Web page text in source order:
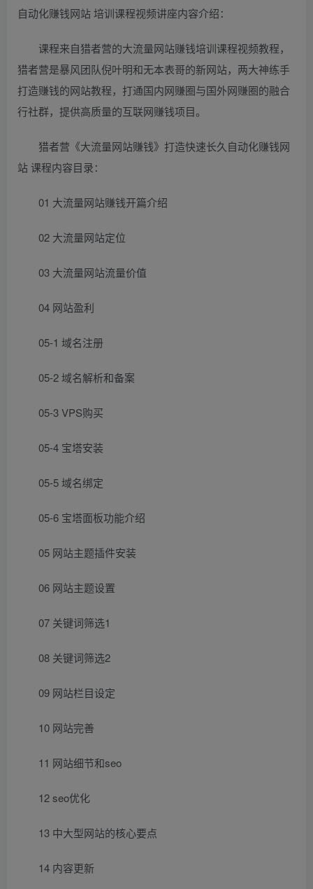
自动化赚钱网站 培训课程视频讲座内容介绍：
课程来自猎者营的大流量网站赚钱培训课程视频教程，
猎者营是暴风团队倪叶明和无本表哥的新网站，两大神练手
打造赚钱的网站教程，打通国内网赚圈与国外网赚圈的融合
行社群，提供高质量的互联网赚钱项目。
猎者营《大流量网站赚钱》打造快速长久自动化赚钱网
站 课程内容目录：
01 大流量网站赚钱开篇介绍
02 大流量网站定位
03 大流量网站流量价值
04 网站盈利
05-1 域名注册
05-2 域名解析和备案
05-3 VPS购买
05-4 宝塔安装
05-5 域名绑定
05-6 宝塔面板功能介绍
05 网站主题插件安装
06 网站主题设置
07 关键词筛选1
08 关键词筛选2
09 网站栏目设定
10 网站完善
11 网站细节和seo
12 seo优化
13 中大型网站的核心要点
14 内容更新